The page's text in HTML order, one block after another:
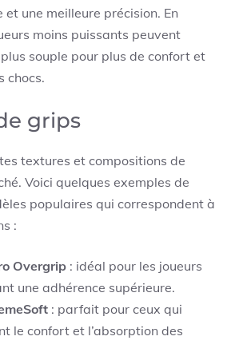
et une meilleure précision. En
moins puissants peuvent
souple pour plus de confort et
chocs.
grips
textures et compositions de
Voici quelques exemples de
populaires qui correspondent à
:
Overgrip : idéal pour les joueurs
une adhérence supérieure.
: parfait pour ceux qui
le confort et l’absorption des